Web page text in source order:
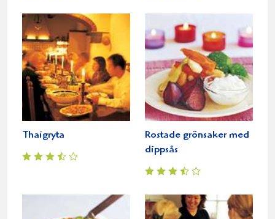
Thaigryta
Rostade grönsaker med
dippsås